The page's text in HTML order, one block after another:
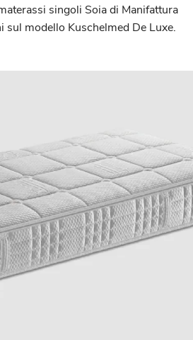
singoli Soia di Manifattura
modello Kuschelmed De Luxe.